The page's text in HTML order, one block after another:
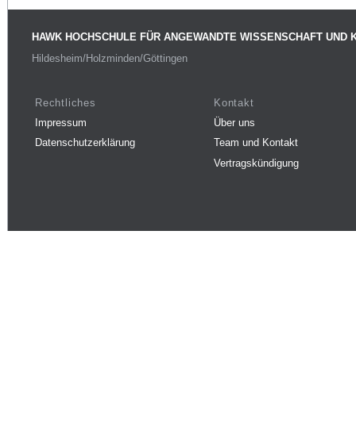
HAWK HOCHSCHULE FÜR ANGEWANDTE WISSENSCHAFT UND
Hildesheim/Holzminden/Göttingen
Rechtliches
Impressum
Datenschutzerklärung
Kontakt
Über uns
Team und Kontakt
Vertragskündigung